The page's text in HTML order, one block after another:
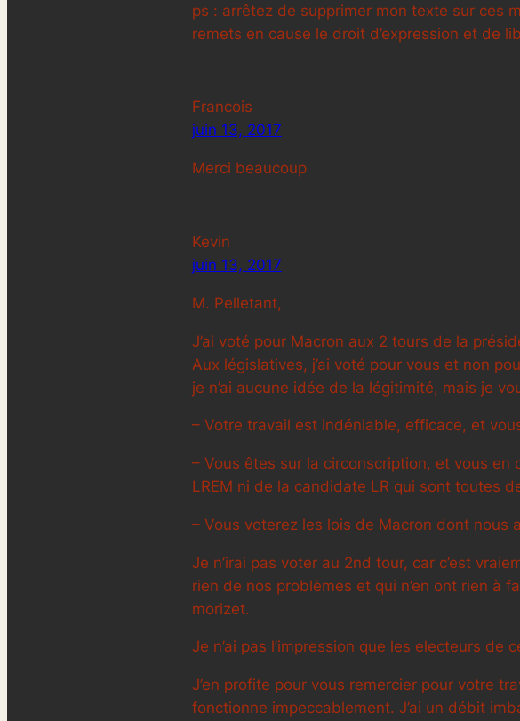
ps : arrêtez de supprimer mon texte sur ces
remets en cause le droit d’expression et de
Francois
juin 13, 2017
Merci beaucoup
Kevin
juin 13, 2017
M. Pelletant,
J’ai voté pour Macron aux 2 tours de la
Aux législatives, j’ai voté pour vous et non
je n’ai aucune idée de la légitimité, mais je
– Votre travail est indéniable, efficace, et
– Vous êtes sur la circonscription, et vous en
LREM ni de la candidate LR qui sont toutes
– Vous voterez les lois de Macron dont nous
Je n’irai pas voter au 2nd tour, car c’est
rien de nos problèmes et qui n’en ont rien à
morizet.
Je n’ai pas l’impression que les electeurs
J’en profite pour vous remercier pour votre
fonctionne impeccablement. J’ai un débit